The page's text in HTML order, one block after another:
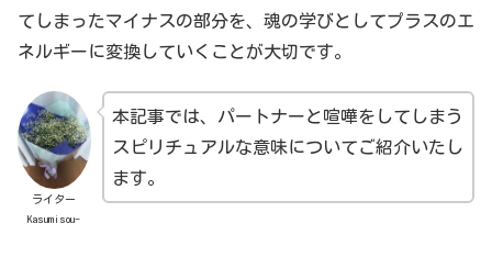
てしまったマイナスの部分を、魂の学びとしてプラスのエ
ネルギーに変換していくことが大切です。
ライター
Kasumisou-
本記事では、パートナーと喧嘩をしてしまう
スピリチュアルな意味についてご紹介いたし
ます。